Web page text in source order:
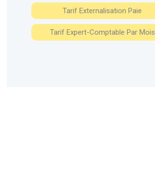
Tarif Externalisation Paie
Tarif Expert-Comptable Par Mois